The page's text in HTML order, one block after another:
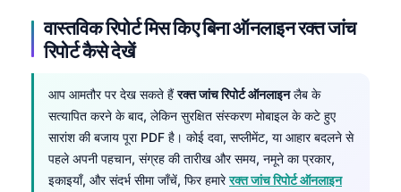
वास्तविक रिपोर्ट मिस किए बिना ऑनलाइन रक्त जांच
रिपोर्ट कैसे देखें
आप आमतौर पर देख सकते हैंरक्त जांच रिपोर्ट ऑनलाइनलैब के
सत्यापित करने के बाद, लेकिन सुरक्षित संस्करण मोबाइल के कटे हुए
सारांश की बजाय पूरा PDF है। कोई दवा, सप्लीमेंट, या आहार बदलने से
पहले अपनी पहचान, संग्रह की तारीख और समय, नमूने का प्रकार,
इकाइयाँ, और संदर्भ सीमा जाँचें, फिर हमारेरक्त जांच रिपोर्ट ऑनलाइन